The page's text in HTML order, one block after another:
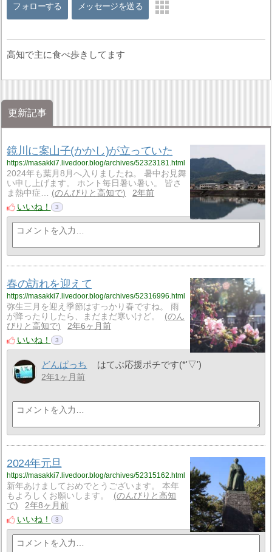
フォローする メッセージを送る
高知で主に食べ歩きしてます
更新記事
鏡川に案山子(かかし)が立っていた
https://masakki7.livedoor.blog/archives/52323181.html
2024年も葉月8月へ入りましたね。 暑中お見舞
い申し上げます。 ホント毎日暑い暑い。 皆さ
ま熱中症…
のんびりと高知で
2年前
いいね！
3
春の訪れを迎えて
https://masakki7.livedoor.blog/archives/52316996.html
弥生三月を迎え季節はすっかり春ですね。 雨
が降ったりしたら、まだまだ寒いけど。
のん
びりと高知で
2年6ヶ月前
いいね！
3
どんぱっち はてぶ応援ポチです(*'▽')
2年1ヶ月前
2024年元旦
https://masakki7.livedoor.blog/archives/52315162.html
新年あけましておめでとうございます。 本年
もよろしくお願いします。
のんびりと高知
で
2年8ヶ月前
いいね！
3